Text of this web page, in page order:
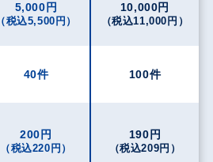
5,000円
（税込5,500円）
10,000円
（税込11,000円）
40件 100件
200円
（税込220円）
190円
（税込209円）